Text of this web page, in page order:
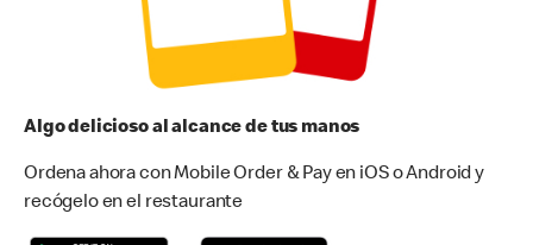
Algo delicioso al alcance de tus manos
Ordena ahora con Mobile Order & Pay en iOS o Android y
recógelo en el restaurante